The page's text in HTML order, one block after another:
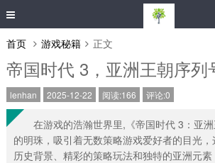
首页 游戏秘籍 正文
帝国时代 3，亚洲王朝序列
lenhan 2025-12-22 阅读:166 评论:0
在游戏的浩瀚世界里,《帝国时代 3：亚
的明珠，吸引着无数策略游戏爱好者的目光
历史背景、精彩的策略玩法和独特的亚洲元